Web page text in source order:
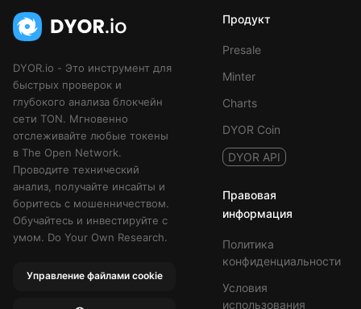
DYOR.io - Это инструмент для
быстрых проверок и
глубокого анализа блокчейн
сети TON. Мгновенно
отслеживайте любые токены
в The Open Network.
Проводите технический
анализ, получайте инсайты и
боритесь с мошенничеством.
Обучайтесь и инвестируйте с
умом. Do Your Own Research.
Управление файлами cookie
Продукт
Presale
Minter
Charts
DYOR Coin
DYOR API
Правовая
информация
Политика
конфиденциальности
Условия
использования